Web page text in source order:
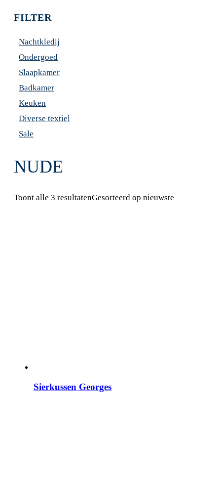
FILTER
Nachtkledij
Ondergoed
Slaapkamer
Badkamer
Keuken
Diverse textiel
Sale
NUDE
Toont alle 3 resultatenGesorteerd op nieuwste
Sierkussen Georges